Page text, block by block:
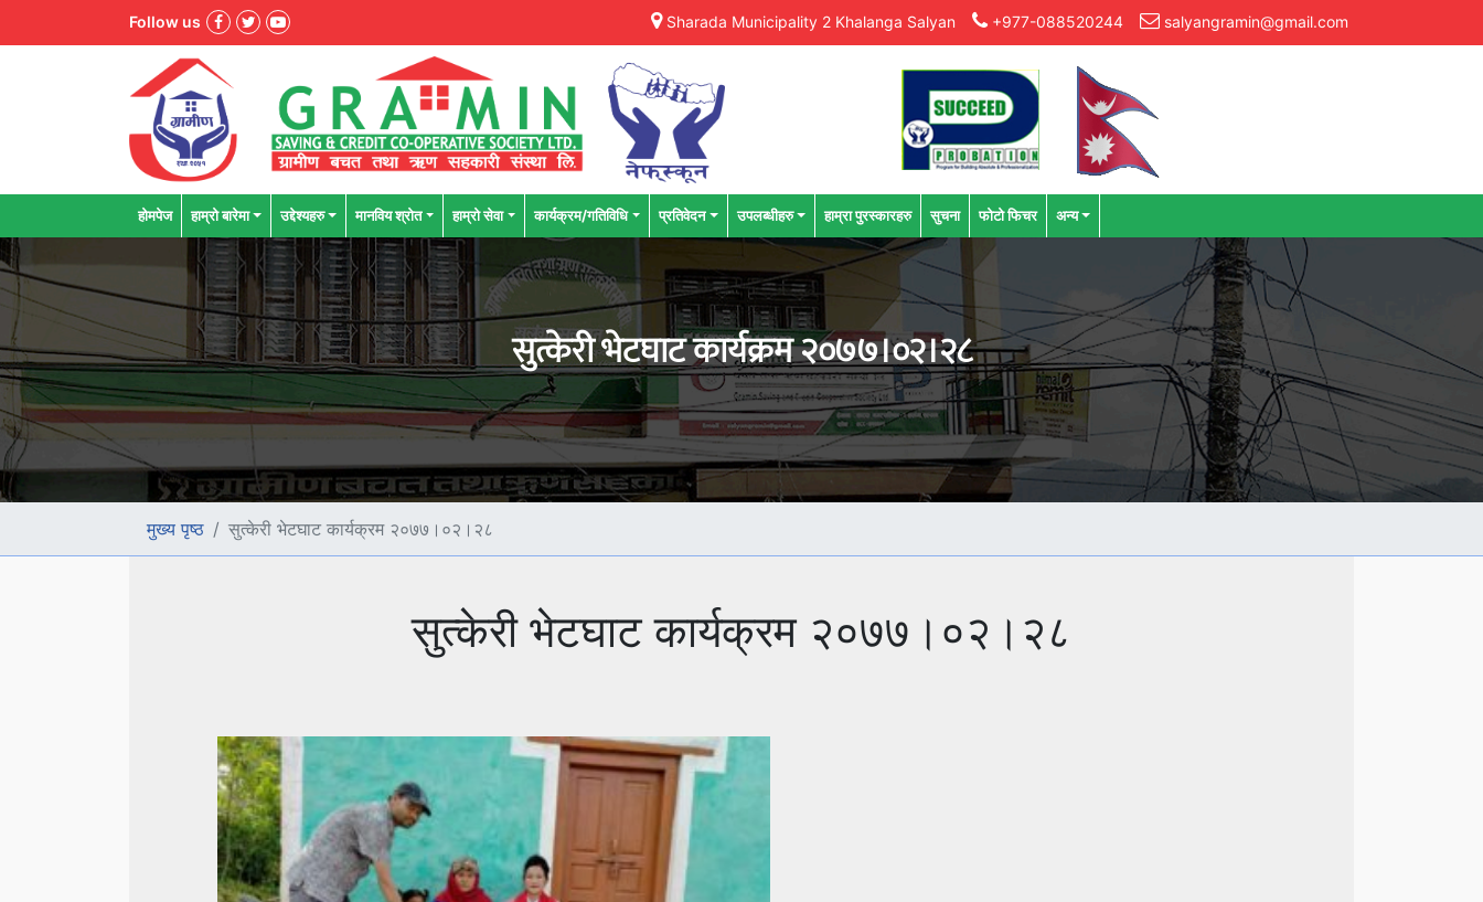
Follow us Sharada Municipality 2 Khalanga Salyan +977-088520244 salyangramin@gmail.com
होमपेज हाम्रो बारेमा उद्देश्यहरु मानविय श्राेत हाम्रो सेवा कार्यक्रम/गतिविधि प्रतिवेदन उपलब्धीहरु हाम्रा पुरस्कारहरु सुचना फोटो फिचर अन्य
सुत्केरी भेटघाट कार्यक्रम २०७७।०२।२८
मुख्य पृष्ठ सुत्केरी भेटघाट कार्यक्रम २०७७।०२।२८
सुत्केरी भेटघाट कार्यक्रम २०७७।०२।२८